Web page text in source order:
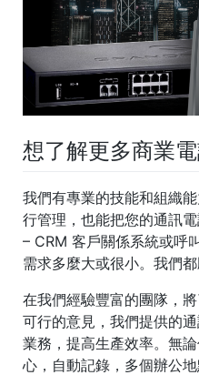
想了解更多商業
我們有專業的技能和組織
行管理，也能把您的通訊
– CRM 客戶關係系統或呼
需求多麼大或很小。我們
在我們經驗豐富的團隊，
可行的意見，我們提供的
業務，提高生產效率。無
心，自動記錄，多個辦公